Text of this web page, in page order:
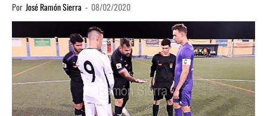
Por José Ramón Sierra - 08/02/2020